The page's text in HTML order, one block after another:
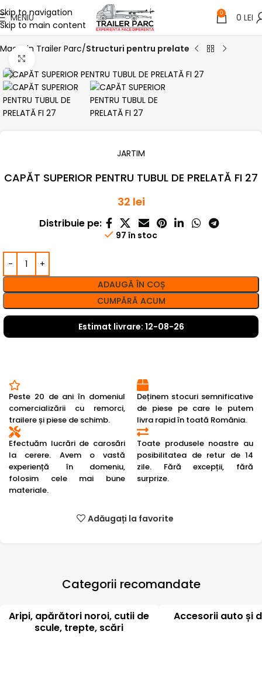
Skip to navigation
Skip to main content
MENIU 0 0 LEI
Magazin Trailer Parc Structuri pentru prelate
JARTIM
CAPĂT SUPERIOR PENTRU TUBUL DE PRELATĂ FI 27
32 lei
Distribuie pe:
97 în stoc
ADAUGĂ ÎN COȘ
CUMPĂRĂ ACUM
Estimat livrare: 12-08-26
Peste 20 de ani în domeniul
comercializării cu remorci,
trailere și piese de schimb.
Efectuăm lucrări de carosări
la cerere. Avem o vastă
experiență în domeniu,
folosim cele mai bune
materiale.
Deținem stocuri semnificative
de piese pe care le putem
livra rapid în toată România.
Toate produsele noastre au
posibilitatea de retur de 14
zile. Fără excepții, fără
surprize.
Adăugați la favorite
Categorii recomandate
Aripi, apărători noroi, cutii de
scule, trepte, scări
Accesorii auto și